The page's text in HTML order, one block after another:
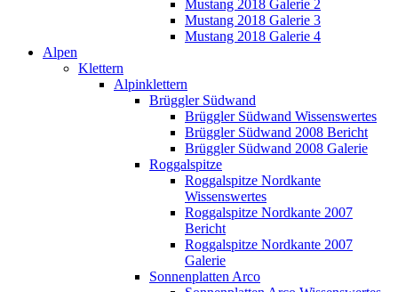
Mustang 2018 Galerie 2
Mustang 2018 Galerie 3
Mustang 2018 Galerie 4
Alpen
Klettern
Alpinklettern
Brüggler Südwand
Brüggler Südwand Wissenswertes
Brüggler Südwand 2008 Bericht
Brüggler Südwand 2008 Galerie
Roggalspitze
Roggalspitze Nordkante
Wissenswertes
Roggalspitze Nordkante 2007
Bericht
Roggalspitze Nordkante 2007
Galerie
Sonnenplatten Arco